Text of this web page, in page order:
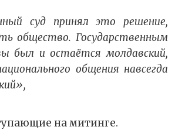
суд принял это решение,
общество. Государственным
был и остаётся молдавский,
общения навсегда
на митинге.